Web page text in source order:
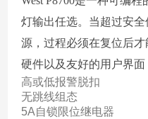
灯输出任选。当超过安
源，过程必须在复位后
硬件以及友好的用户界面
高或低报警脱扣
无跳线组态
5A自锁限位继电器